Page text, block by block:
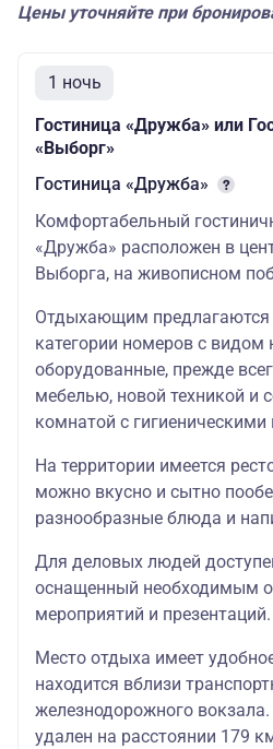
Цены уточняйте при
1 ночь
Гостиница «Дружба» или
«Выборг»
Гостиница «Дружба»
Комфортабельный
«Дружба» расположен в
Выборга, на живописном
Отдыхающим предлагаются
категории номеров с видом
оборудованные, прежде
мебелью, новой техникой и
комнатой с
На территории имеется
можно вкусно и сытно
разнообразные блюда и
Для деловых людей
оснащенный необходимым
мероприятий и презентаций.
Место отдыха имеет
находится вблизи
железнодорожного
удален на расстоянии 179